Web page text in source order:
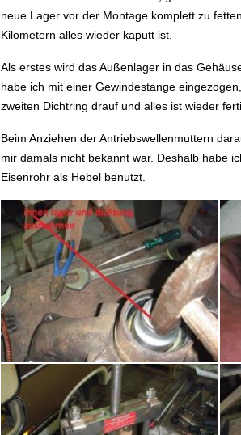
neue Lager vor der Montage komplett zu
Kilometern alles wieder kaputt ist.
Als erstes wird das Außenlager in das
habe ich mit einer Gewindestange
zweiten Dichtring drauf und alles ist wieder
Beim Anziehen der Antriebswellenmuttern
mir damals nicht bekannt war. Deshalb habe
Eisenrohr als Hebel benutzt.